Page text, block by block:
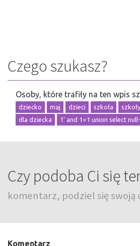
Czego szukasz?
Osoby, które trafiły na ten wpis
dziecko
maj dzieci szkoła szkoły
dla dziecka
1' and 1=1 union select
Czy podoba Ci się
komentarz, podziel się swoją
Komentarz